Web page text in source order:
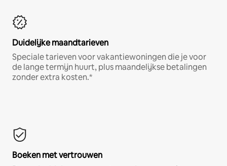
Duidelijke maandtarieven
Speciale tarieven voor vakantiewoningen die je voor
de lange termijn huurt, plus maandelijkse betalingen
zonder extra kosten.*
Boeken met vertrouwen